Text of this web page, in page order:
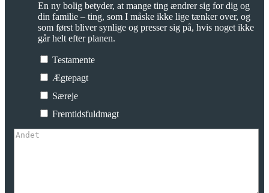
En ny bolig betyder, at mange ting ændrer sig for dig og
din familie – ting, som I måske ikke lige tænker over, og
som først bliver synlige og presser sig på, hvis noget ikke
går helt efter planen.
Testamente
Ægtepagt
Særeje
Fremtidsfuldmagt